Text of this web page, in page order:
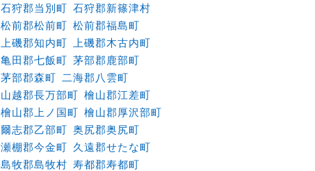
石狩郡当別町 石狩郡新篠津村
松前郡松前町 松前郡福島町
上磯郡知内町
上磯郡木古内町
亀田郡七飯町 茅部郡鹿部町
茅部郡森町
二海郡八雲町
山越郡長万部町 檜山郡江差町
檜山郡上ノ国町 檜山郡厚沢部町
爾志郡乙部町 奥尻郡奥尻町
瀬棚郡今金町 久遠郡せたな町
島牧郡島牧村 寿都郡寿都町